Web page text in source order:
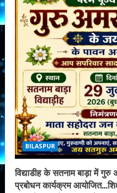
BILASPUR
विद्याडीह के सतनाम बाड़ा में
प्रबोधन कार्यक्रम